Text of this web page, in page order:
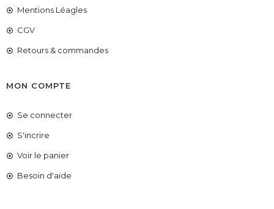
Mentions Léagles
CGV
Retours & commandes
MON COMPTE
Se connecter
S'incrire
Voir le panier
Besoin d'aide
COUPONX2704420136